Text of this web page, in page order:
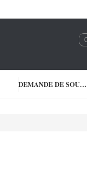
DEMANDE DE SOUMISSION